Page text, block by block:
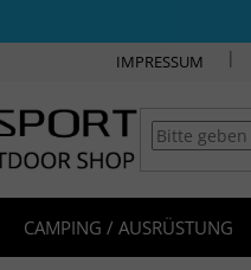
IMPRESSUM
CAMPING / AUSRÜSTUNG